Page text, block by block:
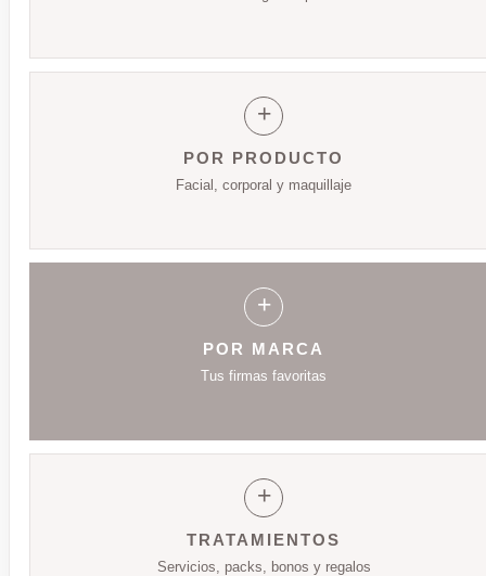
+
POR PRODUCTO
Facial, corporal y maquillaje
+
POR MARCA
Tus firmas favoritas
+
TRATAMIENTOS
Servicios, packs, bonos y regalos